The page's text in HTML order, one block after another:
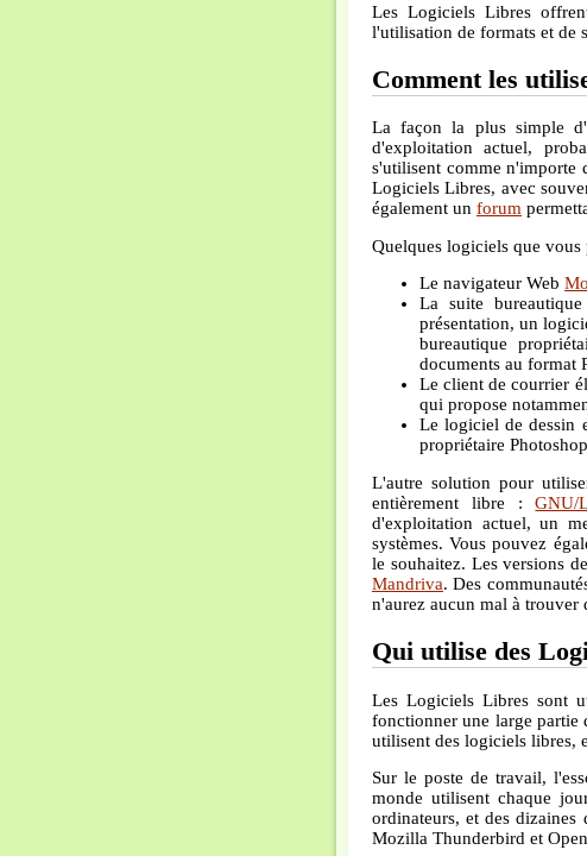
Les Logiciels Libres
l'utilisation de formats et de
Comment les
La façon la plus simple
d'exploitation actuel,
s'utilisent comme n'importe
Logiciels Libres, avec
également un forum
Quelques logiciels que
Le navigateur Web
La suite
présentation, un
bureautique
documents au format
Le client de courrier
qui propose
Le logiciel de dessin
propriétaire
L'autre solution pour
entièrement libre :GNU/
d'exploitation actuel, un
systèmes. Vous pouvez
le souhaitez. Les versions de
Mandriva. Des
n'aurez aucun mal à trouver
Qui utilise des
Les Logiciels Libres sont
fonctionner une large partie
utilisent des logiciels libres,
Sur le poste de travail,
monde utilisent chaque
ordinateurs, et des
Mozilla Thunderbird et